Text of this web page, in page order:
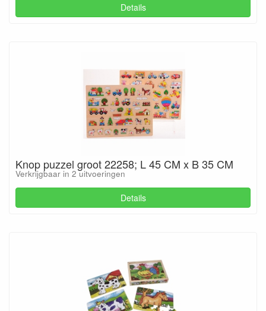
Details
Knop puzzel groot 22258; L 45 CM x B 35 CM
Verkrijgbaar in 2 uitvoeringen
Details